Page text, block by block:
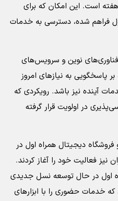
هفته است. این امکان که برای
فراهم شده، دسترسی به خدمات
فناوری‌های نوین و سرویس‌های
پاسخگویی به نیازهای امروز
آینده نیز باشد. رویکردی که
در اولویت قرار گرفته
فروشگاه دیجیتال همراه اول در
نیز فعالیت خود را آغاز کردند.
اول در حال توسعه نسل جدیدی
خدمات حضوری را با ابزارهای